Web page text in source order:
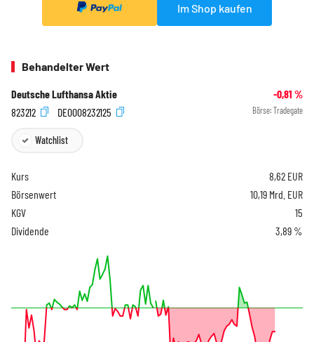
Im Shop kaufen
Behandelter Wert
Deutsche Lufthansa Aktie -0,81 %
823212
DE0008232125 Börse: Tradegate
Watchlist
Kurs 8,62 EUR
Börsenwert
10,19 Mrd. EUR
KGV
15
Dividende
3,89 %